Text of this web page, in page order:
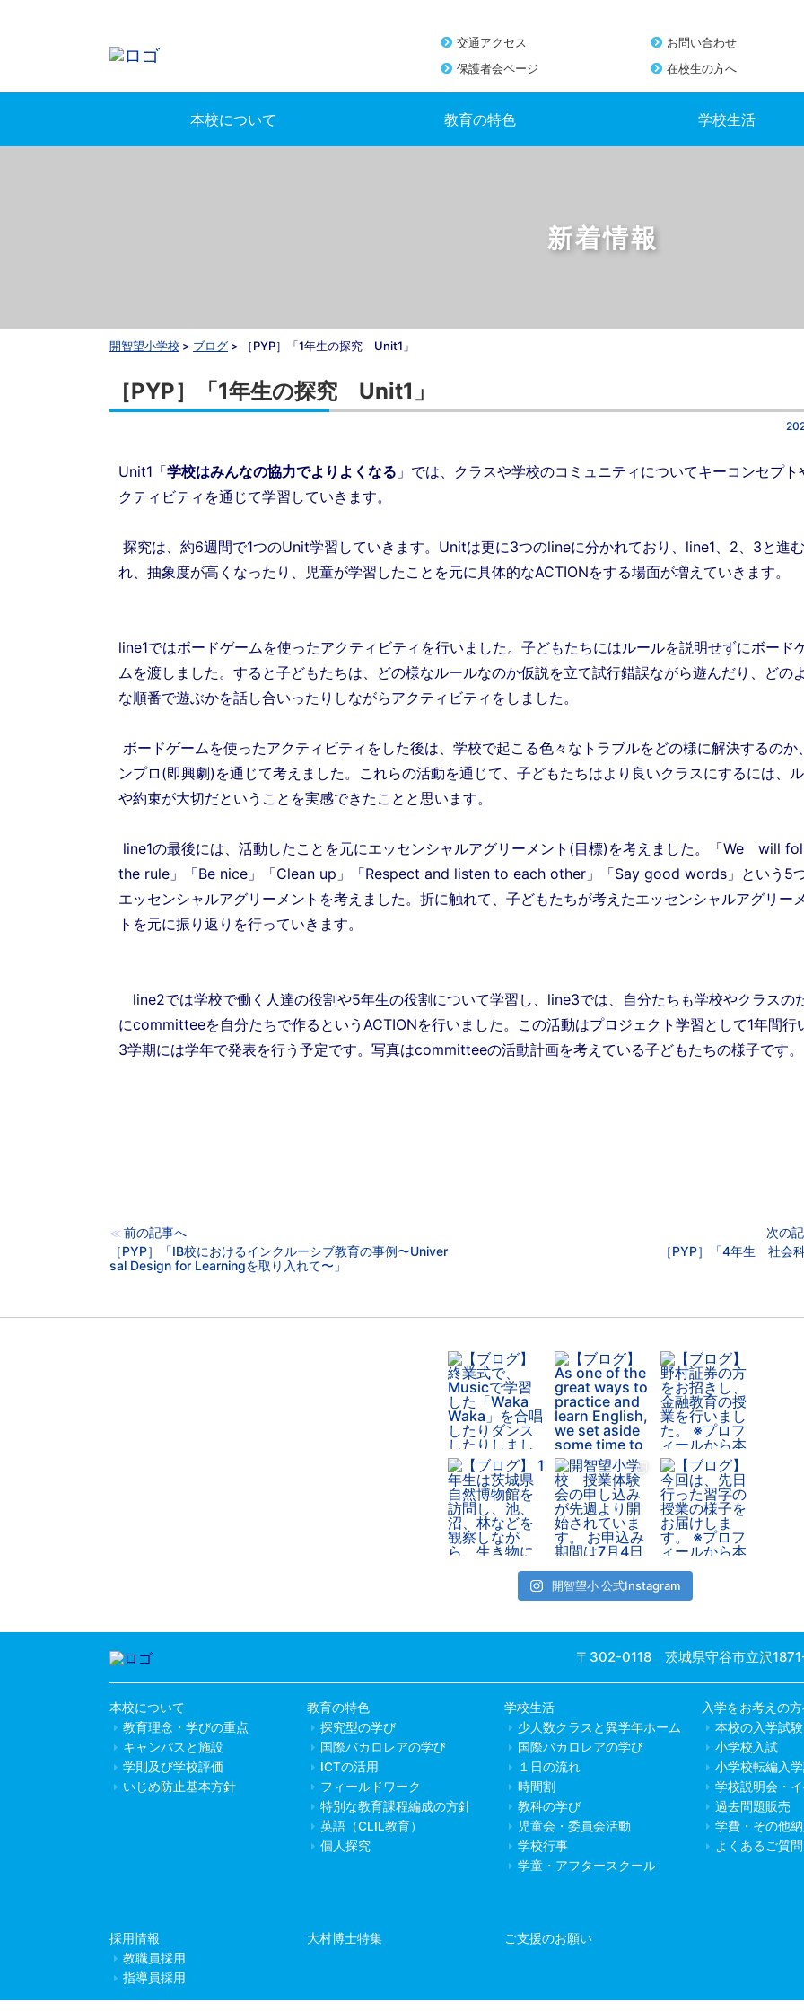
交通アクセス お問い合わせ
保護者会ページ
在校生の方へ
本校について 教育の特色 学校生活
新着情報
開智望小学校 > ブログ > ［PYP］「1年生の探究 Unit1」
［PYP］「1年生の探究 Unit1」
Unit1「学校はみんなの協力でよりよくなる 」では、クラスや学校のコミュニティについてキーコンセプト
クティビティを通じて学習していきます。
探究は、約6週間で1つのUnit学習していきます。Unitは更に3つのlineに分かれており、line1、2、3と進
れ、抽象度が高くなったり、児童が学習したことを元に具体的なACTIONをする場面が増えていきます。
line1ではボードゲームを使ったアクティビティを行いました。子どもたちにはルールを説明せずにボード
ムを渡しました。すると子どもたちは、どの様なルールなのか仮説を立て試行錯誤ながら遊んだり、どの
な順番で遊ぶかを話し合いったりしながらアクティビティをしました。
ボードゲームを使ったアクティビティをした後は、学校で起こる色々なトラブルをどの様に解決するのか
ンプロ(即興劇)を通じて考えました。これらの活動を通じて、子どもたちはより良いクラスにするには、
や約束が大切だということを実感できたことと思います。
line1の最後には、活動したことを元にエッセンシャルアグリーメント(目標)を考えました。「We will
the rule」「Be nice」「Clean up」「Respect and listen to each other」「Say good words」という5
エッセンシャルアグリーメントを考えました。折に触れて、子どもたちが考えたエッセンシャルアグリー
トを元に振り返りを行っていきます。
line2では学校で働く人達の役割や5年生の役割について学習し、line3では、自分たちも学校やクラスの
にcommitteeを自分たちで作るという ACTIONを行いました。 この活動はプロジェクト学習として1年間行
3学期には学年で発表を行う予定です。写真はcommitteeの活動計画を考えている子どもたちの様子です。
≪ 前の記事へ
［PYP］「IB校におけるインクルーシブ教育の事例〜Univer
sal Design for Learningを取り入れて〜」
次の
［PYP］「4年生 社会科
開智望小 公式Instagram
〒302-0118 茨城県守谷市立沢
本校について
教育理念・学びの重点
キャンパスと施設
学則及び学校評価
いじめ防止基本方針
教育の特色
探究型の学び
国際バカロレアの学び
ICTの活用
フィールドワーク
特別な教育課程編成の方針
英語（CLIL教育）
個人探究
学校生活
少人数クラスと異学年ホーム
国際バカロレアの学び
１日の流れ
時間割
教科の学び
児童会・委員会活動
学校行事
学童・アフタースクール
入学をお考えの
本校の入学試
小学校入試
小学校転編入
学校説明会・
過去問題販売
学費・その他
よくあるご質問
採用情報
教職員採用
指導員採用
大村博士特集 ご支援のお願い